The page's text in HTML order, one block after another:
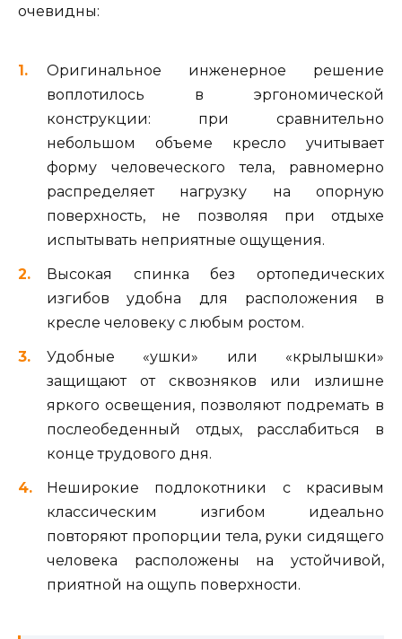
очевидны:
Оригинальное инженерное решение
воплотилось в эргономической
конструкции: при сравнительно
небольшом объеме кресло учитывает
форму человеческого тела, равномерно
распределяет нагрузку на опорную
поверхность, не позволяя при отдыхе
испытывать неприятные ощущения.
Высокая спинка без ортопедических
изгибов удобна для расположения в
кресле человеку с любым ростом.
Удобные «ушки» или «крылышки»
защищают от сквозняков или излишне
яркого освещения, позволяют подремать в
послеобеденный отдых, расслабиться в
конце трудового дня.
Неширокие подлокотники с красивым
классическим изгибом идеально
повторяют пропорции тела, руки сидящего
человека расположены на устойчивой,
приятной на ощупь поверхности.